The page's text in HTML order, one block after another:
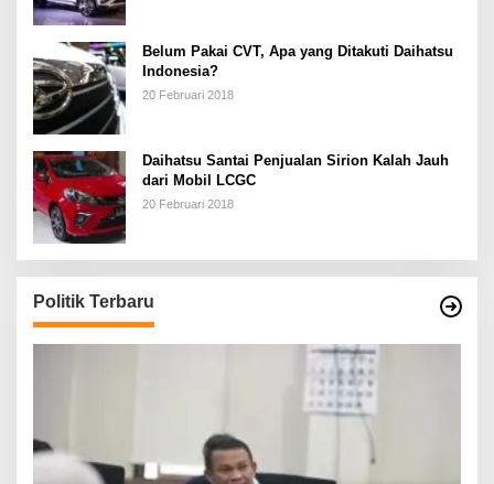
Belum Pakai CVT, Apa yang Ditakuti Daihatsu
Indonesia?
20 Februari 2018
Daihatsu Santai Penjualan Sirion Kalah Jauh
dari Mobil LCGC
20 Februari 2018
Politik Terbaru